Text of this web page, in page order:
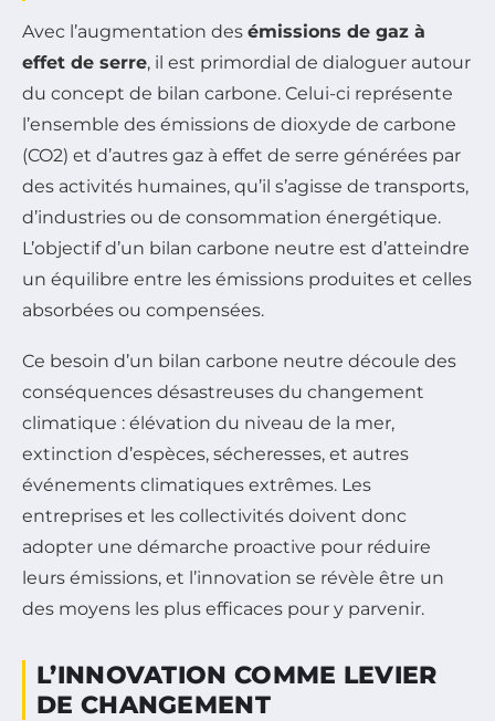
Avec l’augmentation des émissions de gaz à
effet de serre, il est primordial de dialoguer autour
du concept de bilan carbone. Celui-ci représente
l’ensemble des émissions de dioxyde de carbone
(CO2) et d’autres gaz à effet de serre générées par
des activités humaines, qu’il s’agisse de transports,
d’industries ou de consommation énergétique.
L’objectif d’un bilan carbone neutre est d’atteindre
un équilibre entre les émissions produites et celles
absorbées ou compensées.
Ce besoin d’un bilan carbone neutre découle des
conséquences désastreuses du changement
climatique : élévation du niveau de la mer,
extinction d’espèces, sécheresses, et autres
événements climatiques extrêmes. Les
entreprises et les collectivités doivent donc
adopter une démarche proactive pour réduire
leurs émissions, et l’innovation se révèle être un
des moyens les plus efficaces pour y parvenir.
L’INNOVATION COMME LEVIER
DE CHANGEMENT